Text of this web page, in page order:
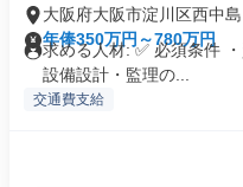
大阪府大阪市淀川区西中島
年俸350万円～780万円
求める人材: ✅ 必須条件
設備設計・監理の...
交通費支給